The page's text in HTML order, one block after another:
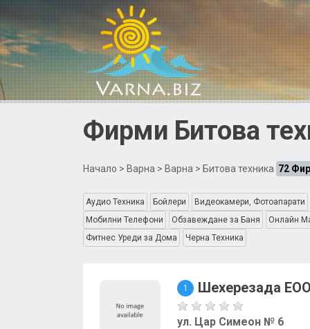
Фирми Битова
Начало > Варна > Варна > Битова техника 72
Аудио Техника Бойлери Видеокамери, Фотоапарати
Мобилни Телефони
Обзавеждане за Баня Онлайн
Фитнес Уреди за Дома
Черна Техника
1 Шехерезада
ул. Цар Симеон № 6